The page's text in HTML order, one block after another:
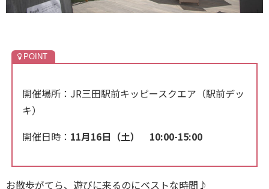
開催場所：JR三田駅前キッピースクエア（駅前デッ
キ）
開催日時： 11月16日（土） 10:00-15:00
お散歩がてら、遊びに来るのにベストな時間♪